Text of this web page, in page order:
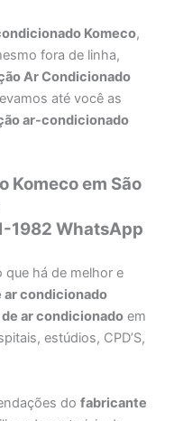
Komeco,
fora de linha,
Ar Condicionado
até você as
ar-condicionado
Komeco em São
1982 WhatsApp
há de melhor e
ar condicionado
ar condicionado em
estúdios, CPD’S,
dofabricante